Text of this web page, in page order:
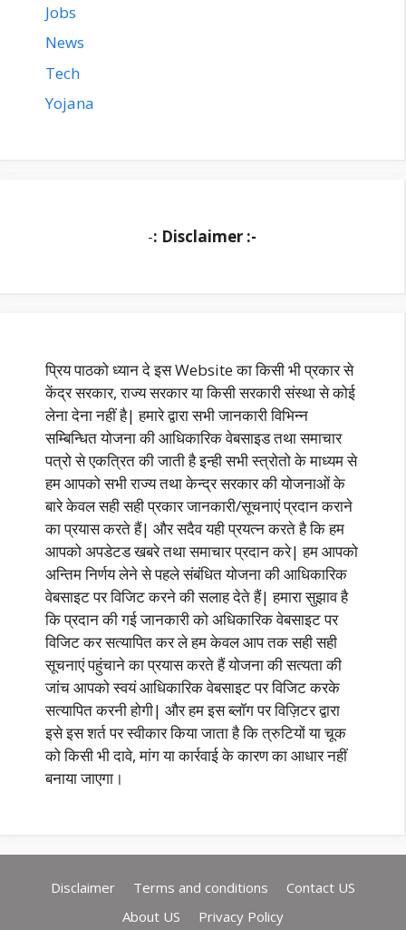
Jobs
News
Tech
Yojana
-: Disclaimer :-
प्रिय पाठको ध्यान दे इस Website का किसी भी प्रकार से
केंद्र सरकार, राज्य सरकार या किसी सरकारी संस्था से कोई
लेना देना नहीं है| हमारे द्वारा सभी जानकारी विभिन्न
सम्बिन्धित योजना की आधिकारिक वेबसाइड तथा समाचार
पत्रो से एकत्रित की जाती है इन्ही सभी स्त्रोतो के माध्यम से
हम आपको सभी राज्य तथा केन्द्र सरकार की योजनाओं के
बारे केवल सही सही प्रकार जानकारी/सूचनाएं प्रदान कराने
का प्रयास करते हैं| और सदैव यही प्रयत्न करते है कि हम
आपको अपडेटड खबरे तथा समाचार प्रदान करे| हम आपको
अन्तिम निर्णय लेने से पहले संबंधित योजना की आधिकारिक
वेबसाइट पर विजिट करने की सलाह देते हैं| हमारा सुझाव है
कि प्रदान की गई जानकारी को अधिकारिक वेबसाइट पर
विजिट कर सत्यापित कर ले हम केवल आप तक सही सही
सूचनाएं पहुंचाने का प्रयास करते हैं योजना की सत्यता की
जांच आपको स्वयं आधिकारिक वेबसाइट पर विजिट करके
सत्यापित करनी होगी| और हम इस ब्लॉग पर विज़िटर द्वारा
इसे इस शर्त पर स्वीकार किया जाता है कि त्रुटियों या चूक
को किसी भी दावे, मांग या कार्रवाई के कारण का आधार नहीं
बनाया जाएगा।
Disclaimer Terms and conditions
Contact US
About US
Privacy Policy